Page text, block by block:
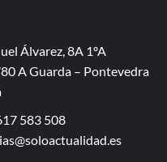
Álvarez, 8A 1ºA
A Guarda – Pontevedra
583 508